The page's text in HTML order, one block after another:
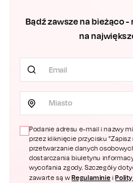
Bądź zawsze na bieżąco
na
Miasto
Podanie adresu e-mail i nazwy
przez kliknięcie przycisku
przetwarzanie danych
dostarczania biuletynu
wycofania zgody. Szczegóły
zawarte są wRegulaminie i